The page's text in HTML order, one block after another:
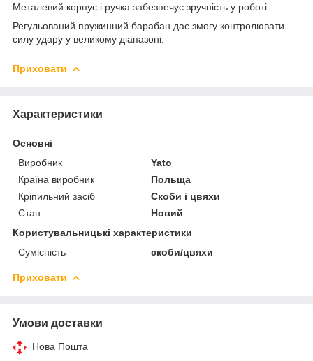
Металевий корпус і ручка забезпечує зручність у роботі.
Регульований пружинний барабан дає змогу контролювати
силу удару у великому діапазоні.
Приховати
Характеристики
Основні
Виробник
Yato
Країна виробник
Польща
Кріпильний засіб
Скоби і цвяхи
Стан
Новий
Користувальницькі характеристики
Сумісність
скоби/цвяхи
Приховати
Умови доставки
Нова Пошта